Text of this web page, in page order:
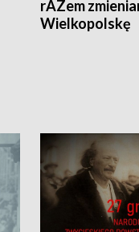
rAZem
Wielkopolskę